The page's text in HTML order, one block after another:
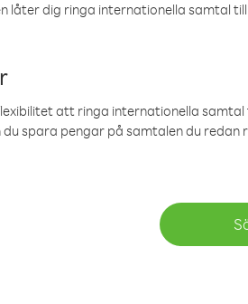
låter dig ringa internationella samtal
att ringa internationella
du spara pengar på samtalen du redan